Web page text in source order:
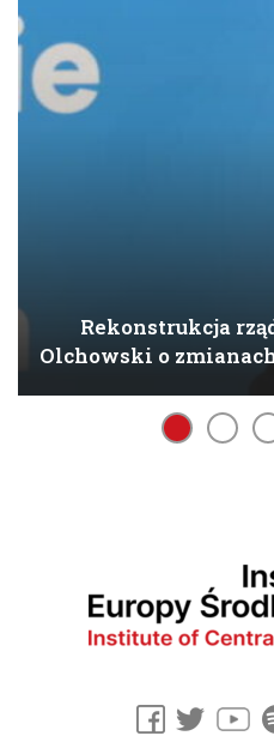
Rekonstrukcja
Olchowski o